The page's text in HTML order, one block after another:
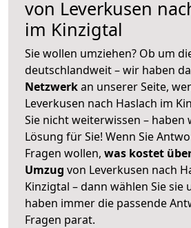
von Leverkusen
im Kinzigtal
Sie wollen umziehen? Ob um
deutschlandweit – wir haben
Netzwerkan unserer Seite,
Leverkusen nach Haslach im
Sie nicht weiterwissen –
Lösung für Sie! Wenn Sie
Fragen wollen, was kostet
Umzug von Leverkusen nach
Kinzigtal – dann wählen Sie sie
haben immer die passende
Fragen parat.